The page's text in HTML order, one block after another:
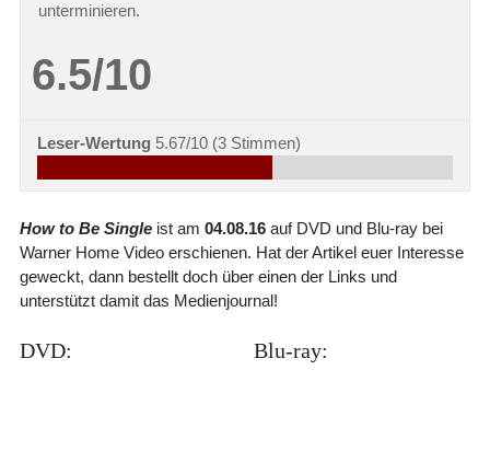
unterminieren.
6.5/10
Leser-Wertung 5.67/10 (3Stimmen)
How to Be Singleist am 04.08.16auf DVD und Blu-ray bei
Warner Home Video erschienen. Hat der Artikel euer Interesse
geweckt, dann bestellt doch über einen der Links und
unterstützt damit das Medienjournal!
DVD: Blu-ray: